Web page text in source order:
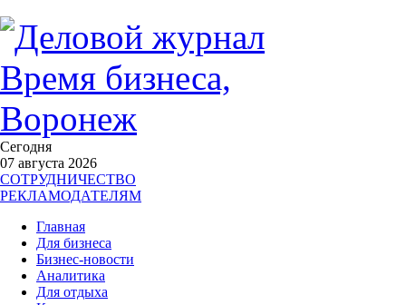
Сегодня
07 августа 2026
СОТРУДНИЧЕСТВО
РЕКЛАМОДАТЕЛЯМ
Главная
Для бизнеса
Бизнес-новости
Аналитика
Для отдыха